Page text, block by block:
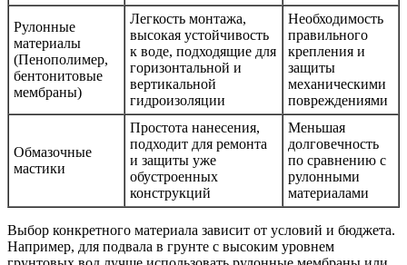
Рулонные
материалы
(Пенополимер,
бентонитовые
мембраны)
Легкость монтажа,
высокая устойчивость
к воде, подходящие для
горизонтальной и
вертикальной
гидроизоляции
Необходимость
правильного
крепления и
защиты
механическими
повреждениями
Обмазочные
мастики
Простота нанесения,
подходит для ремонта
и защиты уже
обустроенных
конструкций
Меньшая
долговечность
по сравнению с
рулонными
материалами
Выбор конкретного материала зависит от условий и бюджета.
Например, для подвала в грунте с высоким уровнем